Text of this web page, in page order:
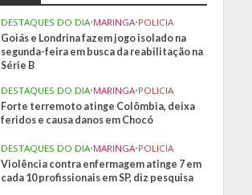
DESTAQUES DO DIA•MARINGA•POLICIA
Goiás e Londrina fazem jogo isolado na
segunda-feira em busca da reabilitação na
Série B
DESTAQUES DO DIA•MARINGA•POLICIA
Forte terremoto atinge Colômbia, deixa
feridos e causa danos em Chocó
DESTAQUES DO DIA•MARINGA•POLICIA
Violência contra enfermagem atinge 7 em
cada 10 profissionais em SP, diz pesquisa